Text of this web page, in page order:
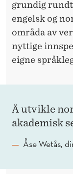
grundig
engelsk og
områda av
nyttige
eigne
Å utvikle
akademisk
Åse Wetås,